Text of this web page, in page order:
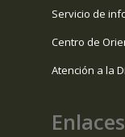
Servicio de
Centro de
Atención a la
Enlaces